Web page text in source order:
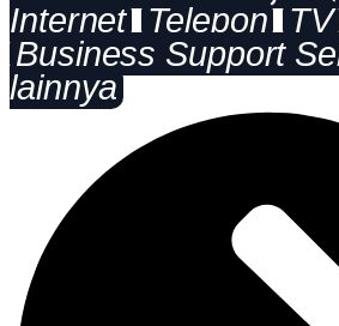
Internet
Telepon TV
Business Support
lainnya